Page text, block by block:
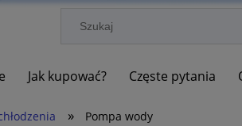
Jak kupować? Częste pytania
» Pompa wody